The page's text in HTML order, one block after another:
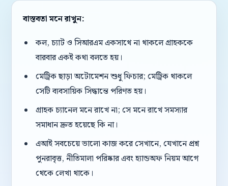
বাস্তবতা মনে রাখুন:
কল, চ্যাট ও সিআরএম একসাথে না থাকলে গ্রাহককে
বারবার একই কথা বলতে হয়।
মেট্রিক ছাড়া অটোমেশন শুধু ফিচার; মেট্রিক থাকলে
সেটি ব্যবসায়িক সিদ্ধান্তে পরিণত হয়।
গ্রাহক চ্যানেল মনে রাখে না; সে মনে রাখে সমস্যার
সমাধান দ্রুত হয়েছে কি না।
এআই সবচেয়ে ভালো কাজ করে সেখানে, যেখানে প্রশ্ন
পুনরাবৃত্ত, নীতিমালা পরিষ্কার এবং হ্যান্ডঅফ নিয়ম আগে
থেকে লেখা থাকে।